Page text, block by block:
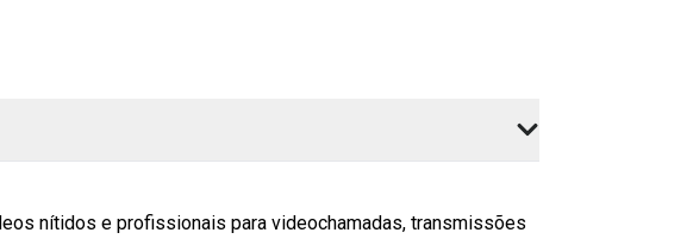
nítidos e profissionais para videochamadas, transmissões